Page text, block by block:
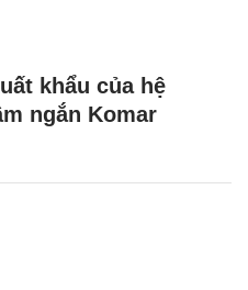
khẩu của hệ
ngắn Komar